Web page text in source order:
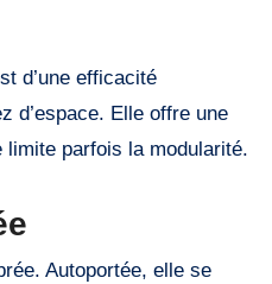
d’une efficacité
d’espace. Elle offre une
limite parfois la modularité.
Autoportée, elle se